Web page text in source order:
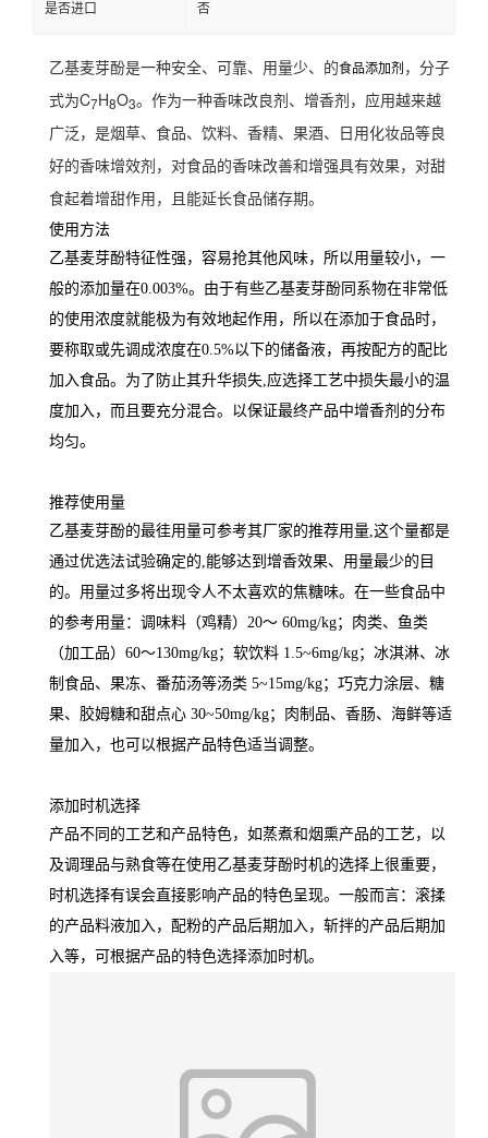
是否进口 否
乙基麦芽酚是一种安全、可靠、用量少、的食品添加剂 ，分子
式为C7H8O3。作为一种香味改良剂、增香剂，应用越来越
广泛，是烟草、食品、饮料、香精、果酒、日用化妆品等良
好的香味增效剂，对食品的香味改善和增强具有效果，对甜
食起着增甜作用，且能延长食品储存期。
使用方法
乙基麦芽酚特征性强，容易抢其他风味，所以用量较小，一
般的添加量在0.003%。由于有些乙基麦芽酚同系物在非常低
的使用浓度就能极为有效地起作用，所以在添加于食品时，
要称取或先调成浓度在0.5%以下的储备液，再按配方的配比
加入食品。为了防止其升华损失,应选择工艺中损失最小的温
度加入，而且要充分混合。以保证最终产品中增香剂的分布
均匀。
推荐使用量
乙基麦芽酚的最徍用量可参考其厂家的推荐用量,这个量都是
通过优选法试验确定的,能够达到增香效果、用量最少的目
的。用量过多将出现令人不太喜欢的焦糖味。在一些食品中
的参考用量：调味料（鸡精）20～ 60mg/kg；肉类、鱼类
（加工品）60～130mg/kg；软饮料 1.5~6mg/kg；冰淇淋、冰
制食品、果冻、番茄汤等汤类 5~15mg/kg；巧克力涂层、糖
果、胶姆糖和甜点心 30~50mg/kg；肉制品、香肠、海鲜等适
量加入，也可以根据产品特色适当调整。
添加时机选择
产品不同的工艺和产品特色，如蒸煮和烟熏产品的工艺，以
及调理品与熟食等在使用乙基麦芽酚时机的选择上很重要，
时机选择有误会直接影响产品的特色呈现。一般而言：滚揉
的产品料液加入，配粉的产品后期加入，斩拌的产品后期加
入等，可根据产品的特色选择添加时机。